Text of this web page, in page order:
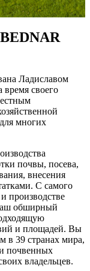
Ладиславом
время своего
многих
почвы, посева,
внесения
С самого
производстве
обширный
и площадей. Вы
в 39 странах мира,
почвенных
владельцев.